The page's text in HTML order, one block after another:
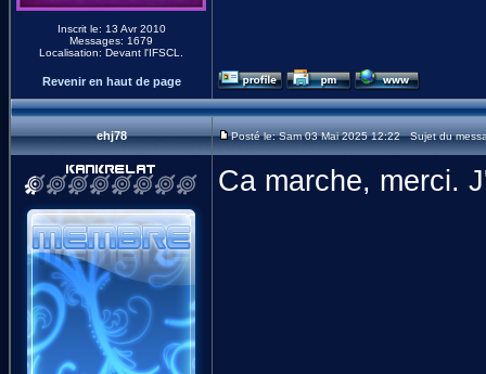
Inscrit le: 13 Avr 2010
Messages: 1679
Localisation: Devant l'IFSCL.
Revenir en haut de page
ehj78 Posté le: Sam 03 Mai 2025 12:22 Sujet du
Ca marche, merci.